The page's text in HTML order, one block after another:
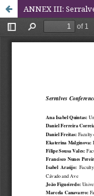
ANNEX III: